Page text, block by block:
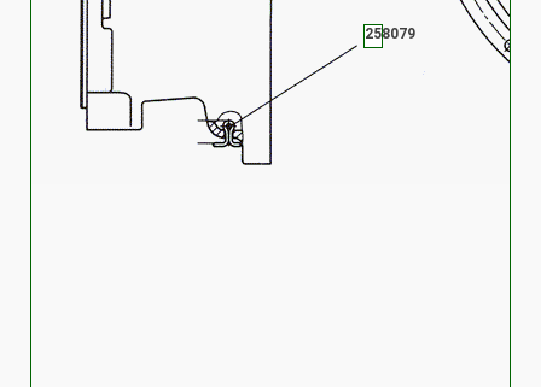
258079